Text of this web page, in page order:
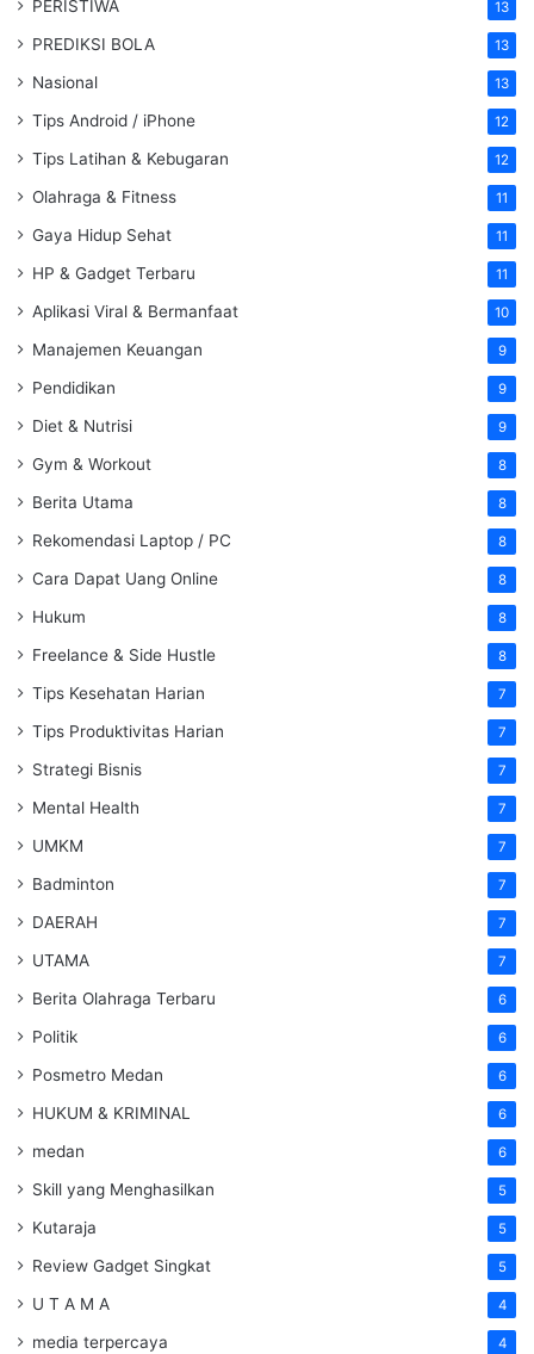
PERISTIWA 13
PREDIKSI BOLA 13
Nasional 13
Tips Android / iPhone 12
Tips Latihan & Kebugaran 12
Olahraga & Fitness 11
Gaya Hidup Sehat 11
HP & Gadget Terbaru 11
Aplikasi Viral & Bermanfaat 10
Manajemen Keuangan 9
Pendidikan 9
Diet & Nutrisi 9
Gym & Workout 8
Berita Utama 8
Rekomendasi Laptop / PC 8
Cara Dapat Uang Online 8
Hukum 8
Freelance & Side Hustle 8
Tips Kesehatan Harian 7
Tips Produktivitas Harian 7
Strategi Bisnis 7
Mental Health 7
UMKM 7
Badminton 7
DAERAH 7
UTAMA 7
Berita Olahraga Terbaru 6
Politik 6
Posmetro Medan 6
HUKUM & KRIMINAL 6
medan 6
Skill yang Menghasilkan 5
Kutaraja 5
Review Gadget Singkat 5
U T A M A 4
media terpercaya 4